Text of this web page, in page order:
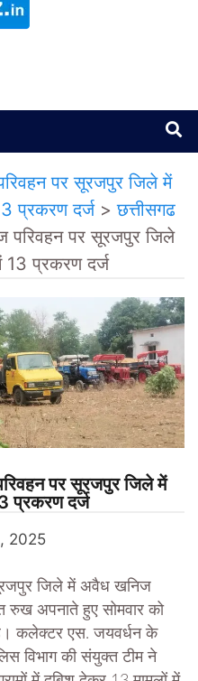
पर सूरजपुर जिले में
प्रकरण दर्ज>छत्तीसगढ
पर सूरजपुर जिले
13 प्रकरण दर्ज
पर सूरजपुर जिले में
प्रकरण दर्ज
2025
जिले में अवैध खनिज
रुख अपनाते हुए सोमवार को
है। कलेक्टर एस. जयवर्धन के
विभाग की संयुक्त टीम ने